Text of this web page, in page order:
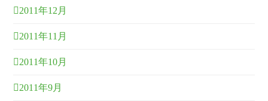
2011年12月
2011年11月
2011年10月
2011年9月